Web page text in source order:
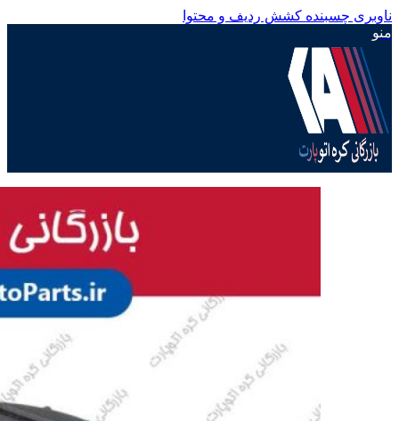
ناوبری چسبنده کشش ردیف و محتوا
منو